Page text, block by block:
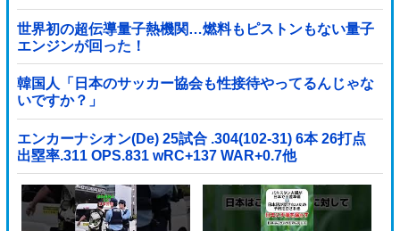
世界初の超伝導量子熱機関…燃料もピストンもない量子
エンジンが回った！
韓国人「日本のサッカー協会も性接待やってるんじゃな
いですか？」
エンカーナシオン(De) 25試合 .304(102-31) 6本 26打点
出塁率.311 OPS.831 wRC+137 WAR+0.7他